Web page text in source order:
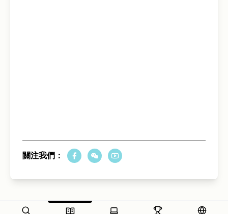
關注我們：